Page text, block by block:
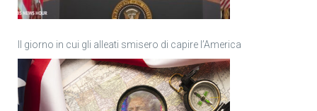
Il giorno in cui gli alleati smisero di capire l’America